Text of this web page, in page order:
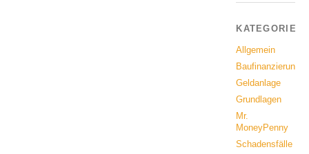
KATEGORIEN
Allgemein
Baufinanzierung
Geldanlage
Grundlagen
Mr.
MoneyPenny
Schadensfälle